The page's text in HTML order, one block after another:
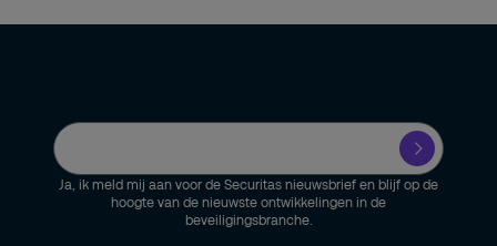
Ja, ik meld mij aan voor de Securitas nieuwsbrief en blijf op de
hoogte van de nieuwste ontwikkelingen in de
beveiligingsbranche.